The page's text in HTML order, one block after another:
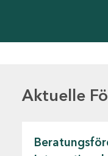
Aktuelle